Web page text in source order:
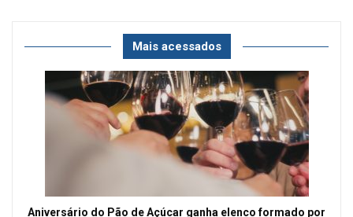
Mais acessados
Aniversário do Pão de Açúcar ganha elenco formado por